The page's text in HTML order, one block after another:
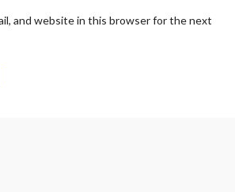
and website in this browser for the next